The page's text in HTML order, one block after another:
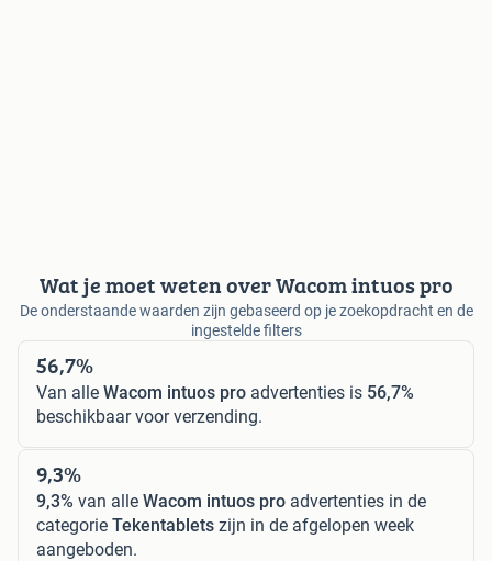
Wat je moet weten over Wacom intuos pro
De onderstaande waarden zijn gebaseerd op je zoekopdracht en de
ingestelde filters
56,7%
Van alle Wacom intuos pro advertenties is 56,7%
beschikbaar voor verzending.
9,3%
9,3% van alle Wacom intuos pro advertenties in de
categorie Tekentablets zijn in de afgelopen week
aangeboden.